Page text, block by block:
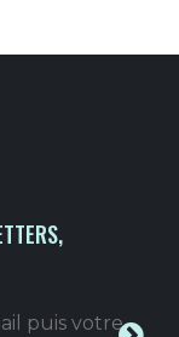
puis votre